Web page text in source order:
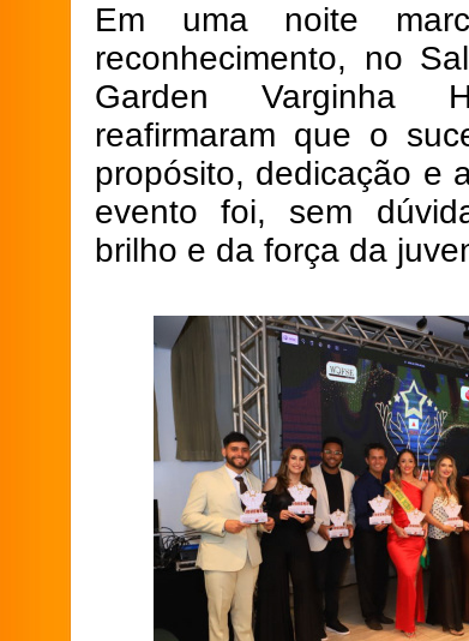
Em uma noite
reconhecimento, no
Garden Varginha
reafirmaram que o
propósito, dedicação e
evento foi, sem
brilho e da força da